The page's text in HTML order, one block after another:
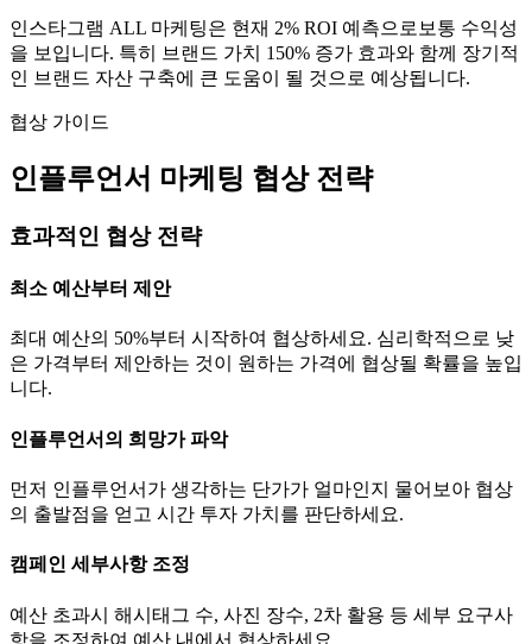
인스타그램 ALL 마케팅은 현재 2% ROI 예측으로 보통 수익성
을 보입니다. 특히 브랜드 가치
150% 증가 효과와 함께 장기적
인 브랜드 자산 구축에 큰 도움이 될 것으로 예상됩니다.
협상 가이드
인플루언서 마케팅 협상 전략
효과적인 협상 전략
최소 예산부터 제안
최대 예산의 50%부터 시작하여 협상하세요. 심리학적으로 낮
은 가격부터 제안하는 것이 원하는 가격에 협상될 확률을 높입
니다.
인플루언서의 희망가 파악
먼저 인플루언서가 생각하는 단가가 얼마인지 물어보아 협상
의 출발점을 얻고 시간 투자 가치를 판단하세요.
캠페인 세부사항 조정
예산 초과시 해시태그 수, 사진 장수, 2차 활용 등 세부 요구사
항을 조정하여 예산 내에서 협상하세요.